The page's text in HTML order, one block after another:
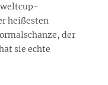
heißesten
der
sie echte